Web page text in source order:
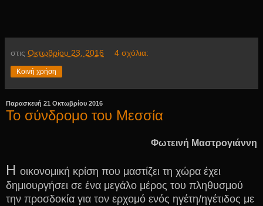
στις Οκτωβρίου 23, 2016 4 σχόλια:
Κοινή χρήση
Παρασκευή 21 Οκτωβρίου 2016
Το σύνδρομο του Μεσσία
Φωτεινή Μαστρογιάννη
Η οικονομική κρίση που μαστίζει τη χώρα έχει
δημιουργήσει σε ένα μεγάλο μέρος του πληθυσμού
την προσδοκία για τον ερχομό ενός ηγέτη/ηγέτιδος με